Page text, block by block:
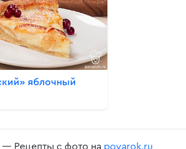
яблочный
— Рецепты с фото на povarok.ru